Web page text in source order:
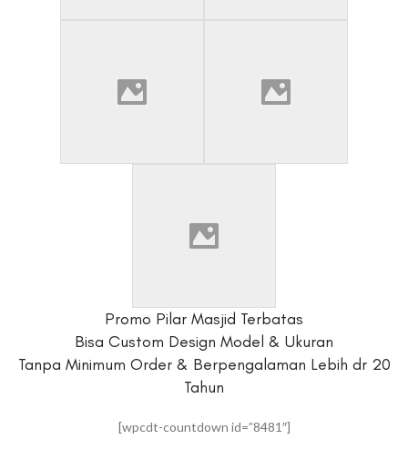
Promo Pilar Masjid Terbatas
Bisa Custom Design Model & Ukuran
Tanpa Minimum Order & Berpengalaman Lebih dr 20
Tahun
[wpcdt-countdown id=”8481″]